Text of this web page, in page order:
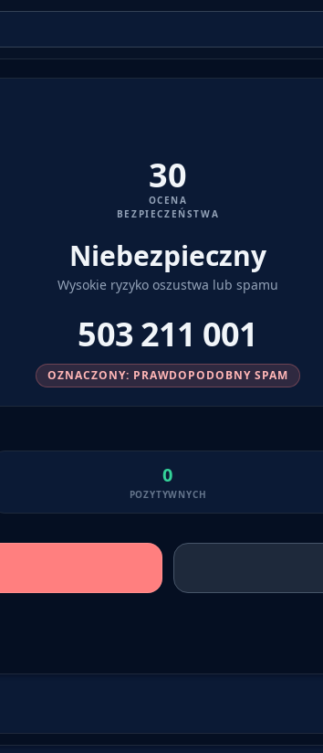
30
OCENA
BEZPIECZEŃSTWA
Niebezpieczny
Wysokie ryzyko oszustwa lub spamu
503 211 001
OZNACZONY: PRAWDOPODOBNY SPAM
0
POZYTYWNYCH